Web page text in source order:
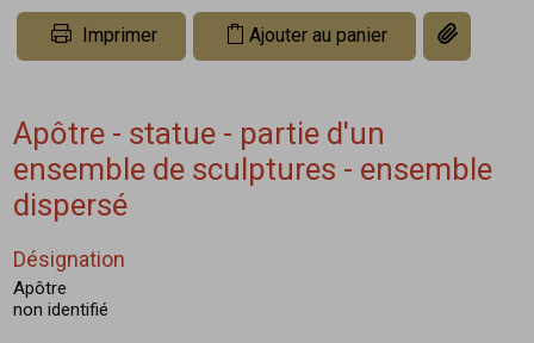
Imprimer Ajouter au panier Copier le
Apôtre - statue - partie d'un
ensemble de sculptures - ensemble
dispersé
Désignation
Apôtre
non identifié